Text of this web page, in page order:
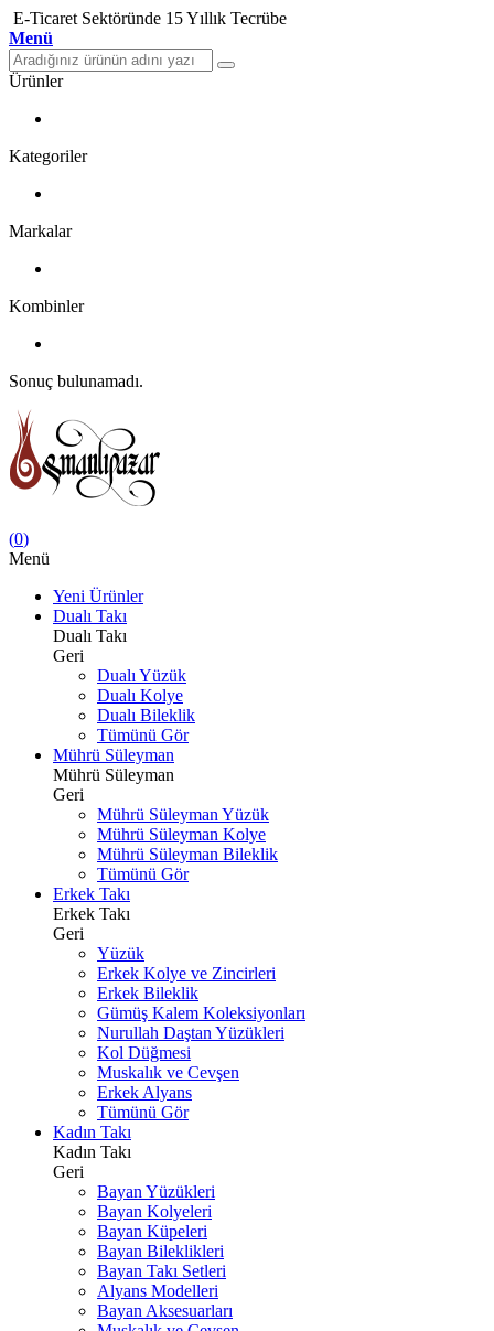
E-Ticaret Sektöründe 15 Yıllık Tecrübe
Menü
Ürünler
Kategoriler
Markalar
Kombinler
Sonuç bulunamadı.
(0)
Menü
Yeni Ürünler
Dualı Takı
Dualı Takı
Geri
Dualı Yüzük
Dualı Kolye
Dualı Bileklik
Tümünü Gör
Mührü Süleyman
Mührü Süleyman
Geri
Mührü Süleyman Yüzük
Mührü Süleyman Kolye
Mührü Süleyman Bileklik
Tümünü Gör
Erkek Takı
Erkek Takı
Geri
Yüzük
Erkek Kolye ve Zincirleri
Erkek Bileklik
Gümüş Kalem Koleksiyonları
Nurullah Daştan Yüzükleri
Kol Düğmesi
Muskalık ve Cevşen
Erkek Alyans
Tümünü Gör
Kadın Takı
Kadın Takı
Geri
Bayan Yüzükleri
Bayan Kolyeleri
Bayan Küpeleri
Bayan Bileklikleri
Bayan Takı Setleri
Alyans Modelleri
Bayan Aksesuarları